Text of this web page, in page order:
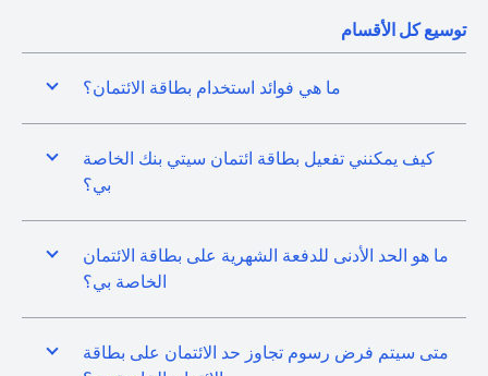
توسيع كل الأقسام
ما هي فوائد استخدام بطاقة الائتمان؟
كيف يمكنني تفعيل بطاقة ائتمان سيتي بنك الخاصة
بي؟
ما هو الحد الأدنى للدفعة الشهرية على بطاقة الائتمان
الخاصة بي؟
متى سيتم فرض رسوم تجاوز حد الائتمان على بطاقة